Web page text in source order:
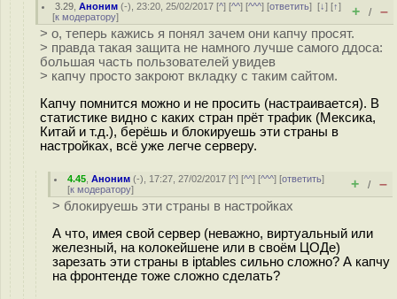
3.29 ,Аноним (-), 23:20, 25/02/2017 [^] [^^] [^^^] [ответить][↓] [↑]
[к модератору] + / –
> о, теперь кажись я понял зачем они капчу просят.
> правда такая защита не намного лучше самого ддоса:
большая часть пользователей увидев
> капчу просто закроют вкладку с таким сайтом.
Капчу помнится можно и не просить (настраивается). В
статистике видно с каких стран прёт трафик (Мексика,
Китай и т.д.), берёшь и блокируешь эти страны в
настройках, всё уже легче серверу.
4.45 ,Аноним (-), 17:27, 27/02/2017 [^] [^^] [^^^] [ответить]
[к модератору] + / –
> блокируешь эти страны в настройках
А что, имея свой сервер (неважно, виртуальный или
железный, на колокейшене или в своём ЦОДе)
зарезать эти страны в iptables сильно сложно? А капчу
на фронтенде тоже сложно сделать?